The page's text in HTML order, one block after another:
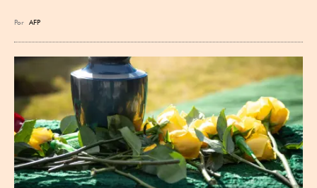
Por AFP